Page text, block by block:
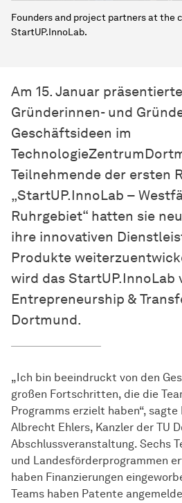
Founders and project partners at the
StartUP.InnoLab.
Am 15. Januar
Gründerinnen- und
Geschäftsideen im
Teilnehmende der ersten
„StartUP.InnoLab –
Ruhrgebiet“ hatten sie
ihre innovativen
Produkte
wird das
Entrepreneurship &
Dortmund.
„Ich bin beeindruckt von den
großen Fortschritten, die die
Programms erzielt haben“,
Albrecht Ehlers, Kanzler der TU
Abschlussveranstaltung. Sechs
und Landesförderprogrammen
haben Finanzierungen
Teams haben Patente